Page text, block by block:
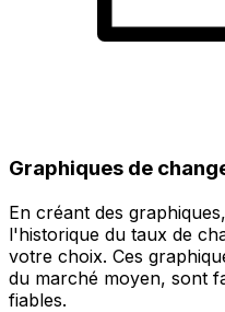
Graphiques de
En créant des
l'historique du taux de
votre choix. Ces
du marché moyen, sont
fiables.